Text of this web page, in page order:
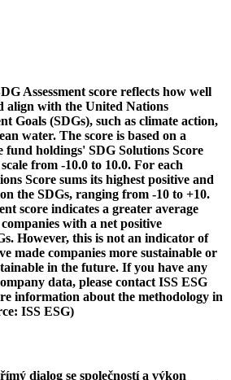
Assessment score reflects how well
align with the United Nations
Goals (SDGs), such as climate action,
water. The score is based on a
fund holdings' SDG Solutions Score
from -10.0 to 10.0. For each
Score sums its highest positive and
the SDGs, ranging from -10 to +10.
score indicates a greater average
with a net positive
However, this is not an indicator of
made companies more sustainable or
in the future. If you have any
data, please contact ISS ESG
information about the methodology in
ISS ESG)
dialog se společností a výkon